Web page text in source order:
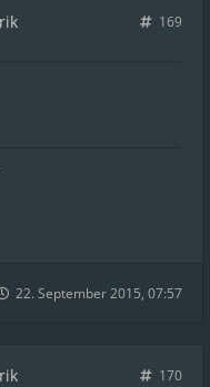
169
22. September 2015, 07:57
170